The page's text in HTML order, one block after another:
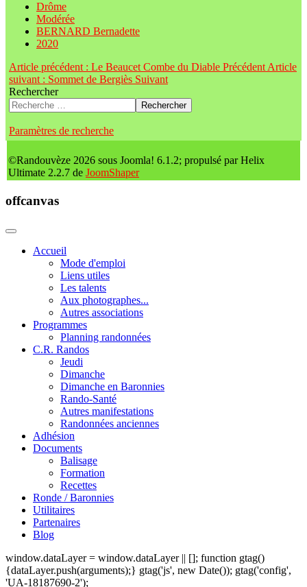
Drôme
Modérée
BERNARD Bernadette
2020
Article précédent : Le Beaucet Combe du Diable Précédent Article
suivant : Sommet de Bergiès Suivant
Rechercher
Rechercher
Paramètres de recherche
©Randouvèze 2026 sous Joomla! 6.1.2; propulsé par Helix
Ultimate 2.2.7 de JoomShaper
offcanvas
Accueil
Mode d'emploi
Liens utiles
Les talents
Aux photographes...
Autres associations
Programmes
Planning randonnées
C.R. Randos
Jeudi
Dimanche
Dimanche en Baronnies
Rando-Santé
Autres manifestations
Randonnées anciennes
Adhésion
Documents
Balisage
Formation
Recettes
Ronde / Baronnies
Utilitaires
Partenaires
Blog
window.dataLayer = window.dataLayer || []; function gtag()
{dataLayer.push(arguments);} gtag('js', new Date()); gtag('config',
'UA-18187690-2');